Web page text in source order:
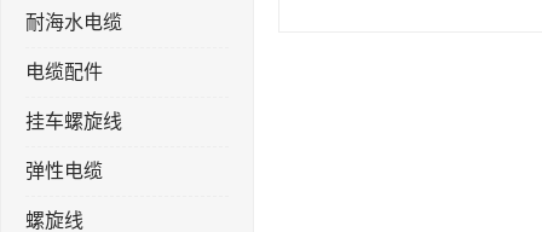
耐海水电缆
电缆配件
挂车螺旋线
弹性电缆
螺旋线